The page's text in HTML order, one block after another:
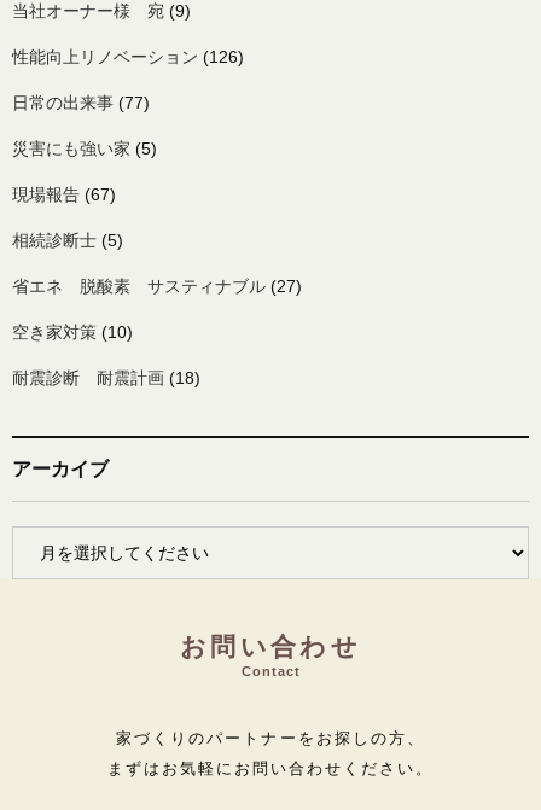
当社オーナー様 宛 (9)
性能向上リノベーション (126)
日常の出来事 (77)
災害にも強い家 (5)
現場報告 (67)
相続診断士 (5)
省エネ 脱酸素 サスティナブル (27)
空き家対策 (10)
耐震診断 耐震計画 (18)
アーカイブ
お問い合わせ
Contact
家づくりのパートナーをお探しの方、
まずはお気軽にお問い合わせください。